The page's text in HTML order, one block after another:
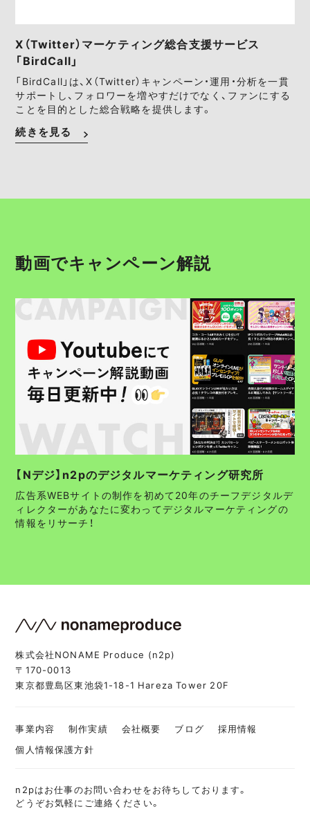
X（Twitter）マーケティング総合支援サービス
「BirdCall」
「BirdCall」は、X（Twitter）キャンペーン・運用・分析を一貫
サポートし、フォロワーを増やすだけでなく、ファンにする
ことを目的とした総合戦略を提供します。
続きを見る
動画でキャンペーン解説
【Nデジ】n2pのデジタルマーケティング研究所
広告系WEBサイトの制作を初めて20年のチーフデジタルデ
ィレクターがあなたに変わってデジタルマーケティングの
情報をリサーチ！
株式会社NONAME Produce (n2p)
〒170-0013
東京都豊島区東池袋1-18-1 Hareza Tower 20F
事業内容 制作実績 会社概要 ブログ
採用情報
個人情報保護方針
n2pはお仕事のお問い合わせをお待ちしております。
どうぞお気軽にご連絡ください。